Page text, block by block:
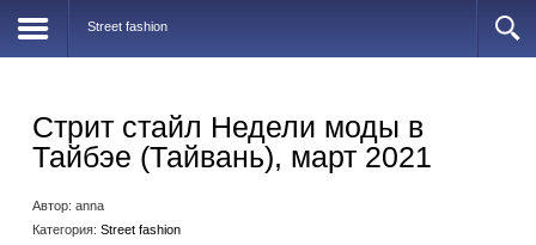
Street fashion
Стрит стайл Недели моды в
Тайбэе (Тайвань), март 2021
Автор: anna
Категория: Street fashion